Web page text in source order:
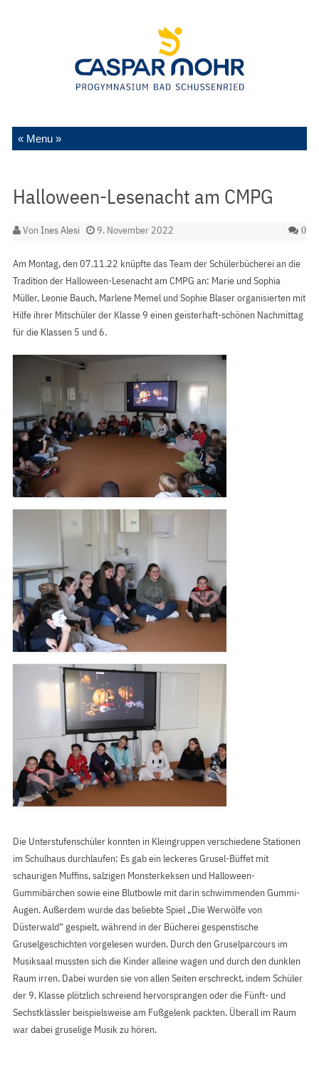
Zum Inhalt springen
Halloween-Lesenacht am CMPG
VonInes Alesi 9. November 2022 0
Am Montag, den 07.11.22 knüpfte das Team der Schülerbücherei an die
Tradition der Halloween-Lesenacht am CMPG an: Marie und Sophia
Müller, Leonie Bauch, Marlene Memel und Sophie Blaser organisierten mit
Hilfe ihrer Mitschüler der Klasse 9 einen geisterhaft-schönen Nachmittag
für die Klassen 5 und 6.
Die Unterstufenschüler konnten in Kleingruppen verschiedene Stationen
im Schulhaus durchlaufen: Es gab ein leckeres Grusel-Büffet mit
schaurigen Muffins, salzigen Monsterkeksen und Halloween-
Gummibärchen sowie eine Blutbowle mit darin schwimmenden Gummi-
Augen. Außerdem wurde das beliebte Spiel „Die Werwölfe von
Düsterwald“ gespielt, während in der Bücherei gespenstische
Gruselgeschichten vorgelesen wurden. Durch den Gruselparcours im
Musiksaal mussten sich die Kinder alleine wagen und durch den dunklen
Raum irren. Dabei wurden sie von allen Seiten erschreckt, indem Schüler
der 9. Klasse plötzlich schreiend hervorsprangen oder die Fünft- und
Sechstklässler beispielsweise am Fußgelenk packten. Überall im Raum
war dabei gruselige Musik zu hören.